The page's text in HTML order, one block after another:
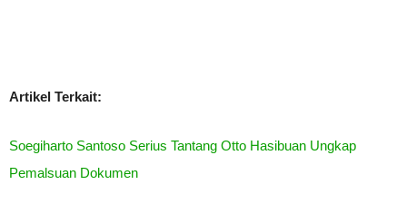
Artikel Terkait:
Soegiharto Santoso Serius Tantang Otto Hasibuan Ungkap
Pemalsuan Dokumen